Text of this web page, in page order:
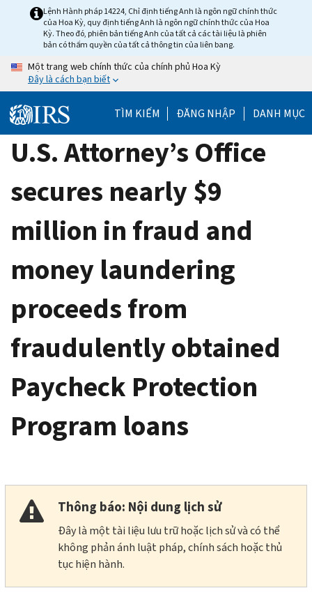
Lệnh Hành pháp 14224, Chỉ định tiếng Anh là ngôn ngữ chính thức
của Hoa Kỳ, quy định tiếng Anh là ngôn ngữ chính thức của Hoa
Kỳ. Theo đó, phiên bản tiếng Anh của tất cả các tài liệu là phiên
bản có thẩm quyền của tất cả thông tin của liên bang.
Một trang web chính thức của chính phủ Hoa Kỳ
Đây là cách bạn biết
TÌM KIẾM ĐĂNG NHẬP DANH MỤC
U.S. Attorney’s Office
secures nearly $9
million in fraud and
money laundering
proceeds from
fraudulently obtained
Paycheck Protection
Program loans
Thông báo: Nội dung lịch sử
Đây là một tài liệu lưu trữ hoặc lịch sử và có thể
không phản ánh luật pháp, chính sách hoặc thủ
tục hiện hành.